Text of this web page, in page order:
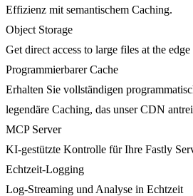
Effizienz mit semantischem Caching.
Object Storage
Get direct access to large files at the
Programmierbarer Cache
Erhalten Sie vollständigen
legendäre Caching, das unser CDN
MCP Server
KI-gestützte Kontrolle für Ihre Fastly
Echtzeit-Logging
Log-Streaming und Analyse in Echtzeit